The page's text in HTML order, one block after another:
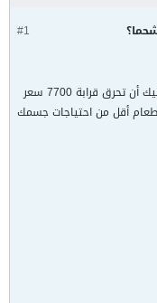
#1
إذا كنت تريد أن تفقد من وزنك كيلوغراما واحدا فعليك أن تحرق قرابة 7700 سعر
أقل من احتياجات جسمك